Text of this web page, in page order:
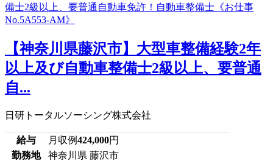
【神奈川県藤沢市】大型車整備経験2年
以上及び自動車整備士2級以上、要普通
自...
日研トータルソーシング株式会社
給与 月収例424,000円
勤務地
神奈川県 藤沢市